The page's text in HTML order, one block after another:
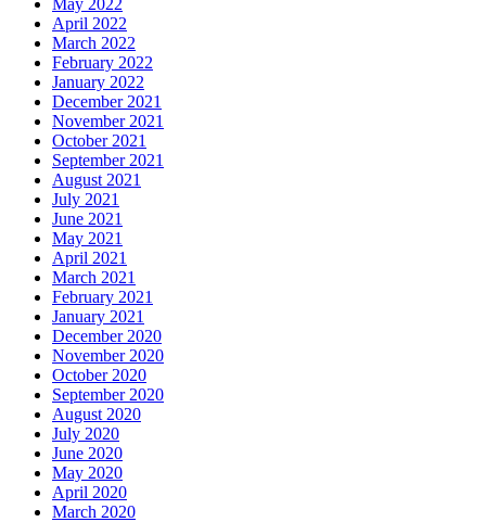
April 2022
March 2022
February 2022
January 2022
December 2021
November 2021
October 2021
September 2021
August 2021
July 2021
June 2021
May 2021
April 2021
March 2021
February 2021
January 2021
December 2020
November 2020
October 2020
September 2020
August 2020
July 2020
June 2020
May 2020
April 2020
March 2020